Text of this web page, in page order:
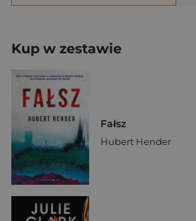
Kup w zestawie
Fałsz
Hubert Hender